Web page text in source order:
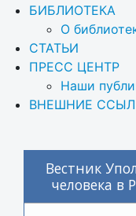
БИБЛИОТЕКА
О
СТАТЬИ
ПРЕСС ЦЕНТР
Наши
ВНЕШНИЕ
Вестник
человека в